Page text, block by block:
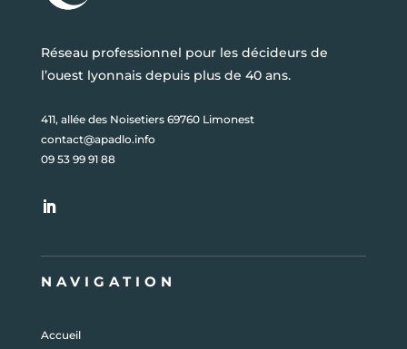
Réseau professionnel pour les décideurs de
l’ouest lyonnais depuis plus de 40 ans.
411, allée des Noisetiers 69760 Limonest
contact@apadlo.info
09 53 99 91 88
NAVIGATION
Accueil